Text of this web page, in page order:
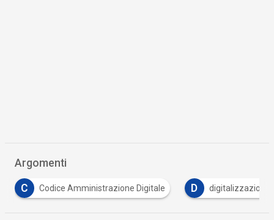
Argomenti
D digitalizzazione PA D digitalizzazione pubblica